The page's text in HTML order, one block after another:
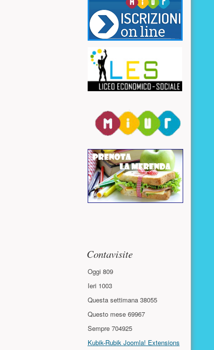
Contavisite
Oggi 809
Ieri 1003
Questa settimana 38055
Questo mese 69967
Sempre 704925
Kubik-Rubik Joomla! Extensions